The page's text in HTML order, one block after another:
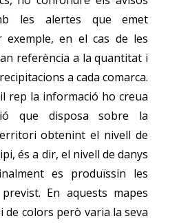
les alertes que emet
exemple, en el cas de les
referència a la quantitat i
a cada comarca.
rep la informació ho creua
que disposa sobre la
obtenint el nivell de
és a dir, el nivell de danys
es produïssin les
En aquests mapes
de colors però varia la seva